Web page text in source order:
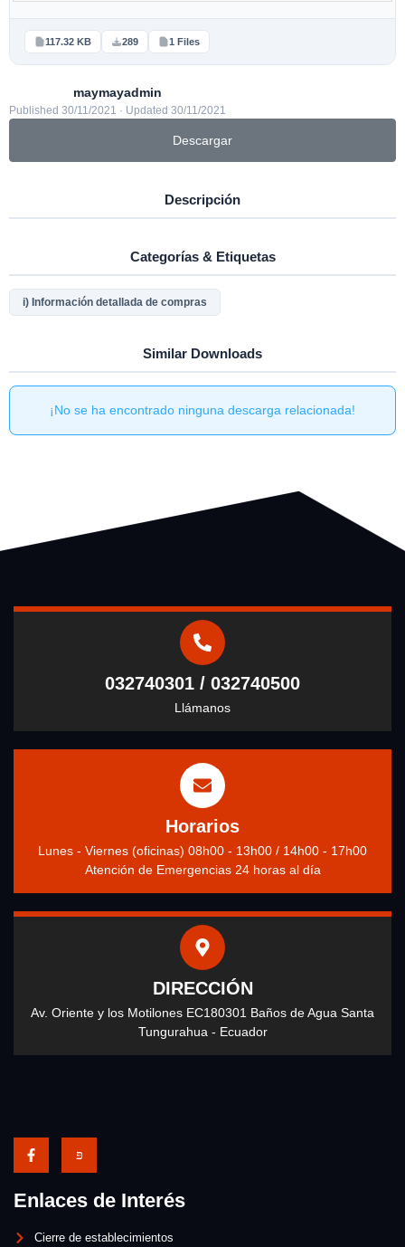
117.32 KB 289 1 Files
maymayadmin
Published 30/11/2021 · Updated 30/11/2021
Descargar
Descripción
Categorías & Etiquetas
i) Información detallada de compras
Similar Downloads
¡No se ha encontrado ninguna descarga relacionada!
032740301 / 032740500
Llámanos
Horarios
Lunes - Viernes (oficinas) 08h00 - 13h00 / 14h00 - 17h00
Atención de Emergencias 24 horas al día
DIRECCIÓN
Av. Oriente y los Motilones EC180301 Baños de Agua Santa
Tungurahua - Ecuador
Enlaces de Interés
Cierre de establecimientos